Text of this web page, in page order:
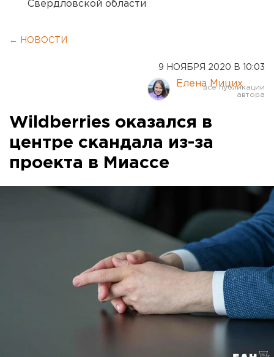
Свердловской области
← НОВОСТИ
9 НОЯБРЯ 2020 В 10:03
Елена Мицих
Wildberries оказался в
центре скандала из-за
проекта в Миассе